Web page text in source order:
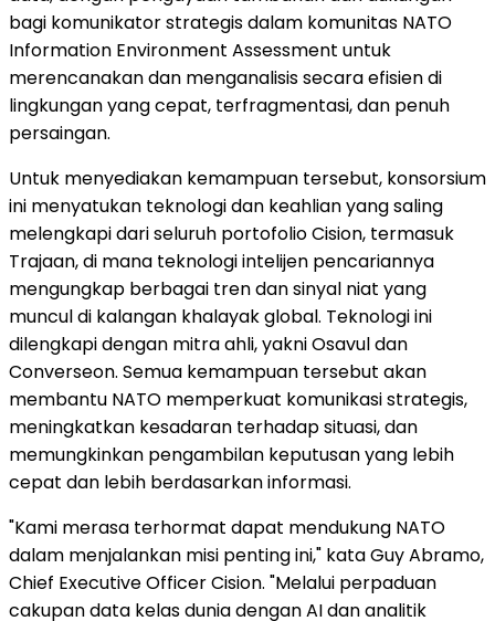
bagi komunikator strategis dalam komunitas NATO
Information Environment Assessment untuk
merencanakan dan menganalisis secara efisien di
lingkungan yang cepat, terfragmentasi, dan penuh
persaingan.
Untuk menyediakan kemampuan tersebut, konsorsium
ini menyatukan teknologi dan keahlian yang saling
melengkapi dari seluruh portofolio Cision, termasuk
Trajaan, di mana teknologi intelijen pencariannya
mengungkap berbagai tren dan sinyal niat yang
muncul di kalangan khalayak global. Teknologi ini
dilengkapi dengan mitra ahli, yakni Osavul dan
Converseon. Semua kemampuan tersebut akan
membantu NATO memperkuat komunikasi strategis,
meningkatkan kesadaran terhadap situasi, dan
memungkinkan pengambilan keputusan yang lebih
cepat dan lebih berdasarkan informasi.
"Kami merasa terhormat dapat mendukung NATO
dalam menjalankan misi penting ini," kata Guy Abramo,
Chief Executive Officer Cision. "Melalui perpaduan
cakupan data kelas dunia dengan AI dan analitik